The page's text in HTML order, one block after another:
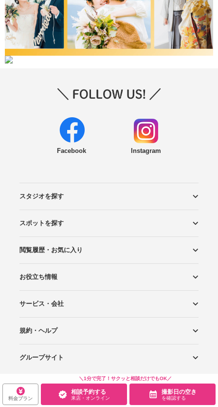
＼1分で完了！サクッと相談だけでもOK／
料金プラン
相談予約する
来店・オンライン
撮影日の空き
を確認する
Facebook Instagram
スタジオを探す
エリアから探す
こだわりから探す
NEW PHOTO STYLE
プランから探す
フォトタイプ診断
フォトグラファーから探す
国内リゾートから探す
スポットを探す
ロケーションから探す
スタジオから探す
閲覧履歴・お気に入り
閲覧スタジオ
お気に入り
お役立ち情報
Wedding Photo マガジン
はじめてガイド
サービス・会社
Photoraitとは
スタジオの掲載について
お問い合わせ
運営会社
サイトマップ
規約・ヘルプ
プライバシーポリシー
利用規約
ヘルプ
グループサイト
Wedding Park
Wedding Park 海外
Ringraph
Copyright © WEDDING PARK CO.,LTD.